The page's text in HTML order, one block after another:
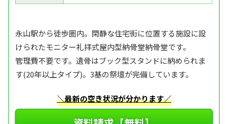
永山駅から徒歩圏内。閑静な住宅街に位置する施設に設
けられたモニター礼拝式屋内型納骨堂納骨堂です。
管理費不要です。遺骨はブック型スタンドに納められま
す(20年以上タイプ)。3基の祭壇が完備しています。
＼最新の空き状況が分かります／